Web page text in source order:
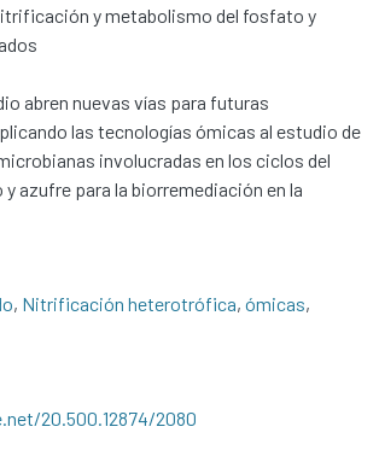
y metabolismo del fosfato y
abren nuevas vías para futuras
las tecnologías ómicas al estudio de
involucradas en los ciclos del
azufre para la biorremediación en la
, Nitrificación heterotrófica, ómicas,
20.500.12874/2080